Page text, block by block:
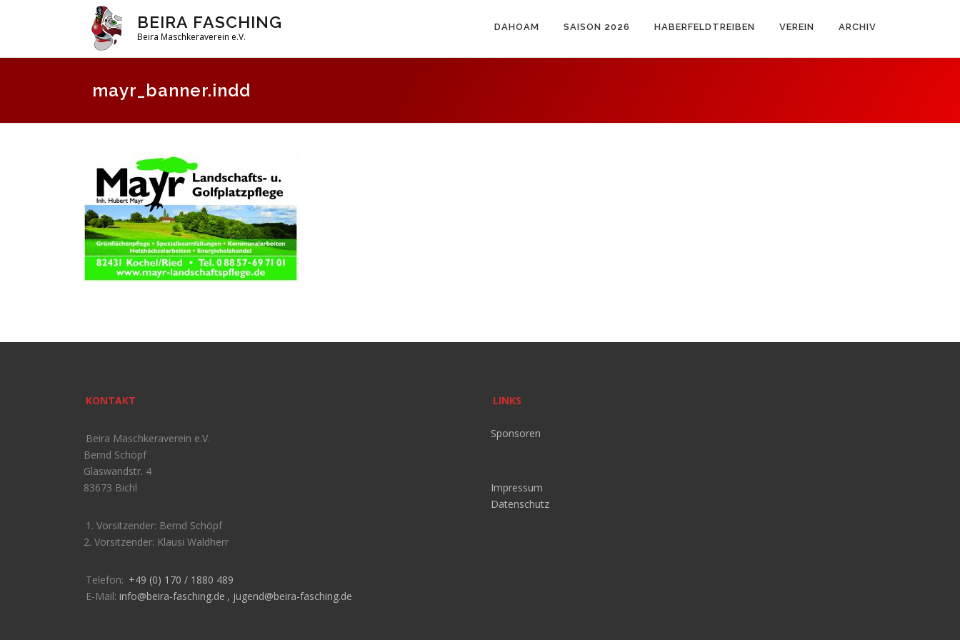
BEIRA FASCHING
Beira Maschkeraverein e.V.
DAHOAM SAISON 2026 HABERFELDTREIBEN VEREIN ARCHIV
mayr_banner.indd
KONTAKT
Beira Maschkeraverein e.V.
Bernd Schöpf
Glaswandstr. 4
83673 Bichl
1. Vorsitzender: Bernd Schöpf
2. Vorsitzender: Klausi Waldherr
Telefon: +49 (0) 170 / 1880 489
E-Mail: info@beira-fasching.de , jugend@beira-fasching.de
LINKS
Sponsoren
Impressum
Datenschutz